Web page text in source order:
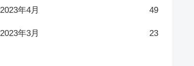
2023年4月 49
2023年3月 23